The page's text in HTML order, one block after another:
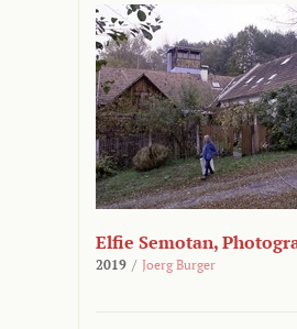
Elfie Semotan,
2019 / Joerg Burger